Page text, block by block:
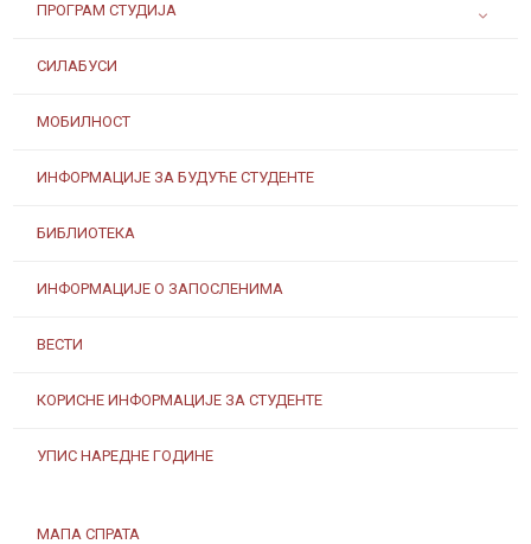
ПРОГРАМ СТУДИЈА
СИЛАБУСИ
МОБИЛНОСТ
ИНФОРМАЦИЈЕ ЗА БУДУЋЕ СТУДЕНТЕ
БИБЛИОТЕКА
ИНФОРМАЦИЈЕ О ЗАПОСЛЕНИМА
ВЕСТИ
КОРИСНЕ ИНФОРМАЦИЈЕ ЗА СТУДЕНТЕ
УПИС НАРЕДНЕ ГОДИНЕ
МАПА СПРАТА